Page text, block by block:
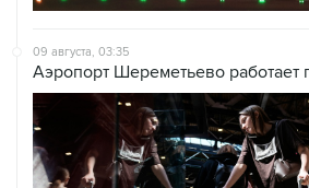
09 августа, 03:35
Аэропорт Шереметьево работает